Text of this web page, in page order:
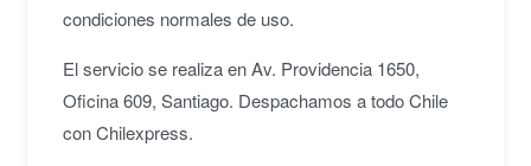
condiciones normales de uso.
El servicio se realiza en Av. Providencia 1650,
Oficina 609, Santiago. Despachamos a todo Chile
con Chilexpress.